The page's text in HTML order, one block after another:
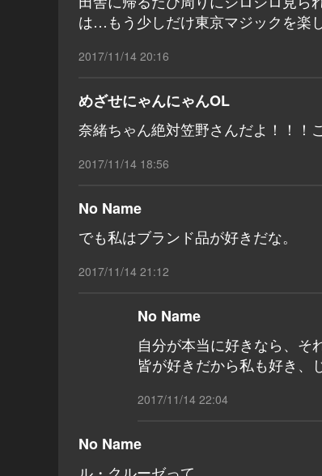
は…もう少しだけ東京マジックを楽
2017/11/14 20:16
めざせにゃんにゃんOL
奈緒ちゃん絶対笠野さんだよ！！
2017/11/14 18:56
No Name
でも私はブランド品が好きだな。
2017/11/14 21:12
No Name
自分が本当に好きなら、そ
皆が好きだから私も好き、
2017/11/14 22:04
No Name